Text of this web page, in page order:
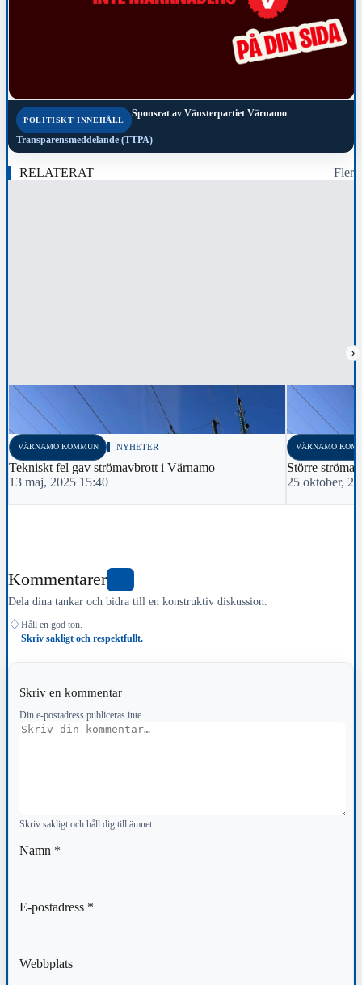
POLITISKT INNEHÅLL
Sponsrat av Vänsterpartiet Värnamo
Transparensmeddelande (TTPA)
RELATERAT Fler
›
VÄRNAMO KOMMUN NYHETER
Tekniskt fel gav strömavbrott i Värnamo
13 maj, 2025 15:40
VÄRNAMO
Större
25 oktober,
Kommentarer
Dela dina tankar och bidra till en konstruktiv diskussion.
♢ Håll en god ton.
Skriv sakligt och respektfullt.
Skriv en kommentar
Din e-postadress publiceras inte.
Kommentar
Skriv sakligt och håll dig till ämnet.
Namn *
E-postadress *
Webbplats